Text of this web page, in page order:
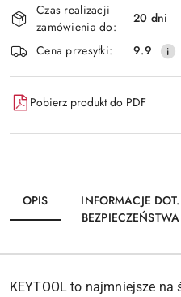
i
dostawa
Czas realizacji
zamówienia do:
20 dni
Cena przesyłki:
9.9
Pobierz produkt do PDF
OPIS
INFORMACJE DOT.
BEZPIECZEŃSTWA
KEYTOOL to najmniejsze na